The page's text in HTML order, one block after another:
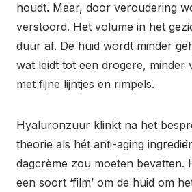
houdt. Maar, door veroudering
verstoord. Het volume in het
duur af. De huid wordt minder
wat leidt tot een drogere, minder
met fijne lijntjes en rimpels.
Hyaluronzuur klinkt na het
theorie als hét anti-aging
dagcrème zou moeten bevatten.
een soort ‘film’ om de huid om